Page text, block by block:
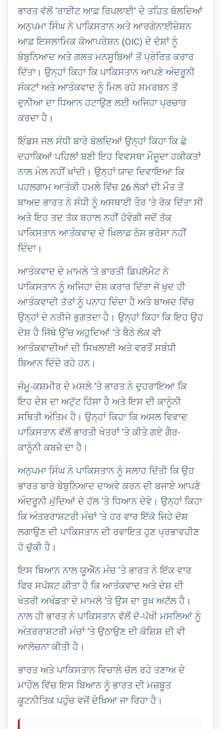
ਭਾਰਤ ਵੱਲੋਂ 'ਰਾਈਟ ਆਫ਼ ਰਿਪਲਾਈ' ਦੇ ਤਹਿਤ ਬੋਲਦਿਆਂ
ਅਨੁਪਮਾ ਸਿੰਘ ਨੇ ਪਾਕਿਸਤਾਨ ਅਤੇ ਆਰਗੇਨਾਈਜ਼ੇਸ਼ਨ
ਆਫ਼ ਇਸਲਾਮਿਕ ਕੋਆਪਰੇਸ਼ਨ (OIC) ਦੇ ਦੋਸ਼ਾਂ ਨੂੰ
ਬੇਬੁਨਿਆਦ ਅਤੇ ਗਲਤ ਮਨਸੂਬਿਆਂ ਤੋਂ ਪ੍ਰੇਰਿਤ ਕਰਾਰ
ਦਿੱਤਾ। ਉਨ੍ਹਾਂ ਕਿਹਾ ਕਿ ਪਾਕਿਸਤਾਨ ਆਪਣੇ ਅੰਦਰੂਨੀ
ਸੰਕਟਾਂ ਅਤੇ ਆਤੰਕਵਾਦ ਨੂੰ ਮਿਲ ਰਹੇ ਸਮਰਥਨ ਤੋਂ
ਦੁਨੀਆ ਦਾ ਧਿਆਨ ਹਟਾਉਣ ਲਈ ਅਜਿਹਾ ਪ੍ਰਚਾਰ
ਕਰਦਾ ਹੈ।
ਇੰਡਸ ਜਲ ਸੰਧੀ ਬਾਰੇ ਬੋਲਦਿਆਂ ਉਨ੍ਹਾਂ ਕਿਹਾ ਕਿ ਛੇ
ਦਹਾਕਿਆਂ ਪਹਿਲਾਂ ਬਣੀ ਇਹ ਵਿਵਸਥਾ ਮੌਜੂਦਾ ਹਕੀਕਤਾਂ
ਨਾਲ ਮੇਲ ਨਹੀਂ ਖਾਂਦੀ। ਉਨ੍ਹਾਂ ਯਾਦ ਦਿਵਾਇਆ ਕਿ
ਪਹਲਗਾਮ ਆਤੰਕੀ ਹਮਲੇ ਵਿੱਚ 26 ਲੋਕਾਂ ਦੀ ਮੌਤ ਤੋਂ
ਬਾਅਦ ਭਾਰਤ ਨੇ ਸੰਧੀ ਨੂੰ ਅਸਥਾਈ ਤੌਰ 'ਤੇ ਰੋਕ ਦਿੱਤਾ ਸੀ
ਅਤੇ ਇਹ ਤਦ ਤੱਕ ਬਹਾਲ ਨਹੀਂ ਹੋਵੇਗੀ ਜਦੋਂ ਤੱਕ
ਪਾਕਿਸਤਾਨ ਆਤੰਕਵਾਦ ਦੇ ਖ਼ਿਲਾਫ਼ ਠੋਸ ਭਰੋਸਾ ਨਹੀਂ
ਦਿੰਦਾ।
ਆਤੰਕਵਾਦ ਦੇ ਮਾਮਲੇ 'ਤੇ ਭਾਰਤੀ ਡਿਪਲੋਮੈਟ ਨੇ
ਪਾਕਿਸਤਾਨ ਨੂੰ ਅਜਿਹਾ ਦੇਸ਼ ਕਰਾਰ ਦਿੱਤਾ ਜੋ ਖੁਦ ਹੀ
ਆਤੰਕਵਾਦੀ ਤੱਤਾਂ ਨੂੰ ਪਨਾਹ ਦਿੰਦਾ ਹੈ ਅਤੇ ਬਾਅਦ ਵਿੱਚ
ਉਨ੍ਹਾਂ ਦੇ ਨਤੀਜੇ ਭੁਗਤਦਾ ਹੈ। ਉਨ੍ਹਾਂ ਕਿਹਾ ਕਿ ਇਹ ਉਹ
ਦੇਸ਼ ਹੈ ਜਿੱਥੇ ਉੱਚ ਅਹੁਦਿਆਂ 'ਤੇ ਬੈਠੇ ਲੋਕ ਵੀ
ਆਤੰਕਵਾਦੀਆਂ ਦੀ ਸਿਖਲਾਈ ਅਤੇ ਵਰਤੋਂ ਸਬੰਧੀ
ਬਿਆਨ ਦਿੰਦੇ ਰਹੇ ਹਨ।
ਜੰਮੂ-ਕਸ਼ਮੀਰ ਦੇ ਮਸਲੇ 'ਤੇ ਭਾਰਤ ਨੇ ਦੁਹਰਾਇਆ ਕਿ
ਇਹ ਦੇਸ਼ ਦਾ ਅਟੁੱਟ ਹਿੱਸਾ ਹੈ ਅਤੇ ਇਸ ਦੀ ਕਾਨੂੰਨੀ
ਸਥਿਤੀ ਅੰਤਿਮ ਹੈ। ਉਨ੍ਹਾਂ ਕਿਹਾ ਕਿ ਅਸਲ ਵਿਵਾਦ
ਪਾਕਿਸਤਾਨ ਵੱਲੋਂ ਭਾਰਤੀ ਖੇਤਰਾਂ 'ਤੇ ਕੀਤੇ ਗਏ ਗੈਰ-
ਕਾਨੂੰਨੀ ਕਬਜ਼ੇ ਦਾ ਹੈ।
ਅਨੁਪਮਾ ਸਿੰਘ ਨੇ ਪਾਕਿਸਤਾਨ ਨੂੰ ਸਲਾਹ ਦਿੱਤੀ ਕਿ ਉਹ
ਭਾਰਤ ਬਾਰੇ ਬੇਬੁਨਿਆਦ ਦਾਅਵੇ ਕਰਨ ਦੀ ਬਜਾਏ ਆਪਣੇ
ਅੰਦਰੂਨੀ ਮੁੱਦਿਆਂ ਦੇ ਹੱਲ 'ਤੇ ਧਿਆਨ ਦੇਵੇ। ਉਨ੍ਹਾਂ ਕਿਹਾ
ਕਿ ਅੰਤਰਰਾਸ਼ਟਰੀ ਮੰਚਾਂ 'ਤੇ ਹਰ ਵਾਰ ਇੱਕੋ ਜਿਹੇ ਦੋਸ਼
ਲਗਾਉਣ ਦੀ ਪਾਕਿਸਤਾਨ ਦੀ ਰਵਾਇਤ ਹੁਣ ਪ੍ਰਭਾਵਹੀਣ
ਹੋ ਚੁੱਕੀ ਹੈ।
ਇਸ ਬਿਆਨ ਨਾਲ ਯੂਐੱਨ ਮੰਚ 'ਤੇ ਭਾਰਤ ਨੇ ਇੱਕ ਵਾਰ
ਫਿਰ ਸਪੱਸ਼ਟ ਕੀਤਾ ਹੈ ਕਿ ਆਤੰਕਵਾਦ ਅਤੇ ਦੇਸ਼ ਦੀ
ਖੇਤਰੀ ਅਖੰਡਤਾ ਦੇ ਮਾਮਲੇ 'ਤੇ ਉਸ ਦਾ ਰੁਖ਼ ਅਟੱਲ ਹੈ।
ਨਾਲ ਹੀ ਭਾਰਤ ਨੇ ਪਾਕਿਸਤਾਨ ਵੱਲੋਂ ਦੋ-ਪੱਖੀ ਮਸਲਿਆਂ ਨੂੰ
ਅੰਤਰਰਾਸ਼ਟਰੀ ਮੰਚਾਂ 'ਤੇ ਉਠਾਉਣ ਦੀ ਕੋਸ਼ਿਸ਼ ਦੀ ਵੀ
ਆਲੋਚਨਾ ਕੀਤੀ ਹੈ।
ਭਾਰਤ ਅਤੇ ਪਾਕਿਸਤਾਨ ਵਿਚਾਲੇ ਚੱਲ ਰਹੇ ਤਣਾਅ ਦੇ
ਮਾਹੌਲ ਵਿੱਚ ਇਸ ਬਿਆਨ ਨੂੰ ਭਾਰਤ ਦੀ ਮਜ਼ਬੂਤ
ਕੂਟਨੀਤਿਕ ਪਹੁੰਚ ਵਜੋਂ ਦੇਖਿਆ ਜਾ ਰਿਹਾ ਹੈ।